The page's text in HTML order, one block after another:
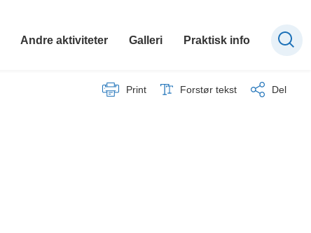
Andre aktiviteter Galleri Praktisk info
Print Forstør tekst Del